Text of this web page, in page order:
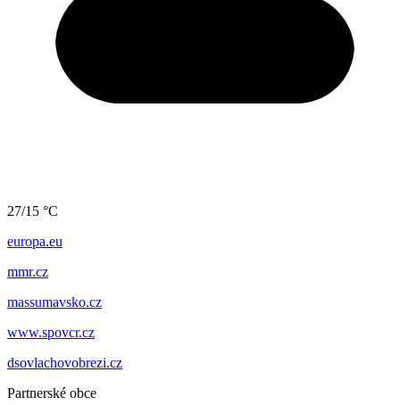
27/15 °C
europa.eu
mmr.cz
massumavsko.cz
www.spovcr.cz
dsovlachovobrezi.cz
Partnerské obce